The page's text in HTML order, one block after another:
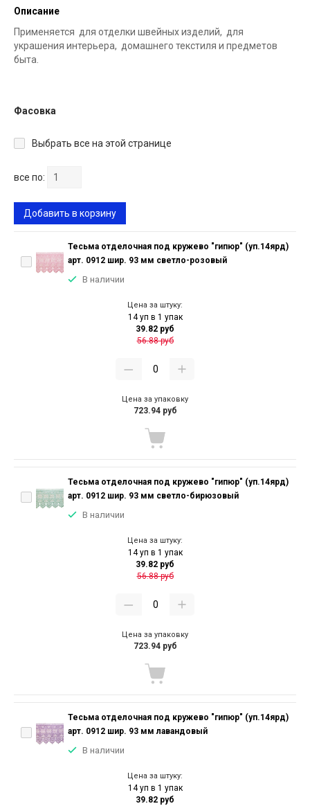
Описание
Применяется для отделки швейных изделий, для
украшения интерьера, домашнего текстиля и предметов
быта.
Фасовка
Выбрать все на этой странице
все по:
Добавить в корзину
Тесьма отделочная под кружево "гипюр" (уп.14ярд)
арт. 0912 шир. 93 мм светло-розовый
В наличии
Цена за штуку:
14 уп в 1 упак
39.82 руб
56.88 руб
Цена за упаковку
723.94 руб
Тесьма отделочная под кружево "гипюр" (уп.14ярд)
арт. 0912 шир. 93 мм светло-бирюзовый
В наличии
Цена за штуку:
14 уп в 1 упак
39.82 руб
56.88 руб
Цена за упаковку
723.94 руб
Тесьма отделочная под кружево "гипюр" (уп.14ярд)
арт. 0912 шир. 93 мм лавандовый
В наличии
Цена за штуку:
14 уп в 1 упак
39.82 руб